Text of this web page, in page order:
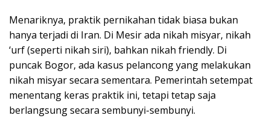
Menariknya, praktik pernikahan tidak biasa bukan
hanya terjadi di Iran. Di Mesir ada nikah misyar, nikah
‘urf (seperti nikah siri), bahkan nikah friendly. Di
puncak Bogor, ada kasus pelancong yang melakukan
nikah misyar secara sementara. Pemerintah setempat
menentang keras praktik ini, tetapi tetap saja
berlangsung secara sembunyi-sembunyi.